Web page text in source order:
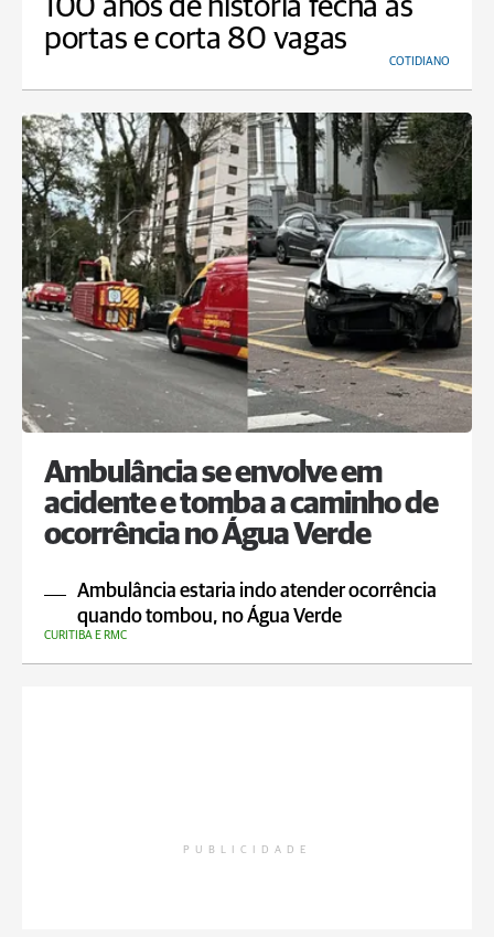
100 anos de história fecha as
portas e corta 80 vagas
COTIDIANO
Ambulância se envolve em
acidente e tomba a caminho de
ocorrência no Água Verde
Ambulância estaria indo atender ocorrência
quando tombou, no Água Verde
CURITIBA E RMC
PUBLICIDADE